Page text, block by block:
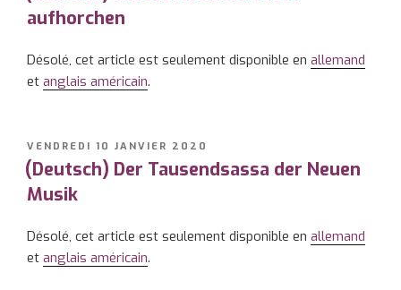
aufhorchen
Désolé, cet article est seulement disponible en allemand
et anglais américain.
PUBLIÉ
LE
VENDREDI 10 JANVIER 2020
(Deutsch) Der Tausendsassa der Neuen
Musik
Désolé, cet article est seulement disponible en allemand
et anglais américain.